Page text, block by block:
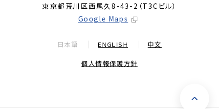
東京都荒川区西尾久8-43-2（T3Cビル）
Google Maps
日本語 ENGLISH 中文
個人情報保護方針